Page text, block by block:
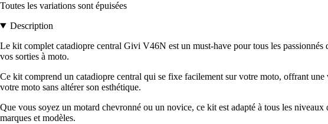
Toutes les variations sont épuisées
Description
Le kit complet catadiopre central Givi V46N est un must-have pour tous les
vos sorties à moto.
Ce kit comprend un catadiopre central qui se fixe facilement sur votre moto, offrant
votre moto sans altérer son esthétique.
Que vous soyez un motard chevronné ou un novice, ce kit est adapté à tous les
marques et modèles.